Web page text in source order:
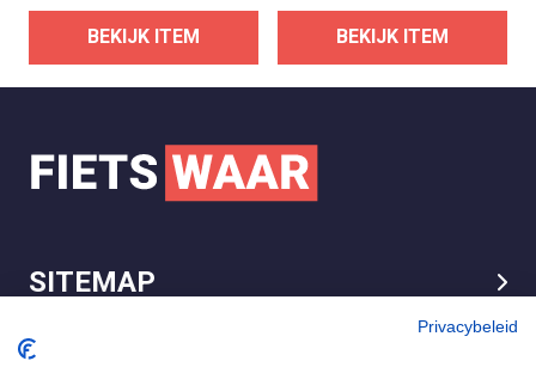
BEKIJK ITEM BEKIJK ITEM
SITEMAP
LEGAL
Privacybeleid